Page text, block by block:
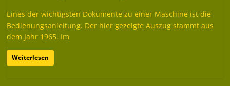
Eines der wichtigsten Dokumente zu einer Maschine ist die
Bedienungsanleitung. Der hier gezeigte Auszug stammt aus
dem Jahr 1965. Im
Weiterlesen